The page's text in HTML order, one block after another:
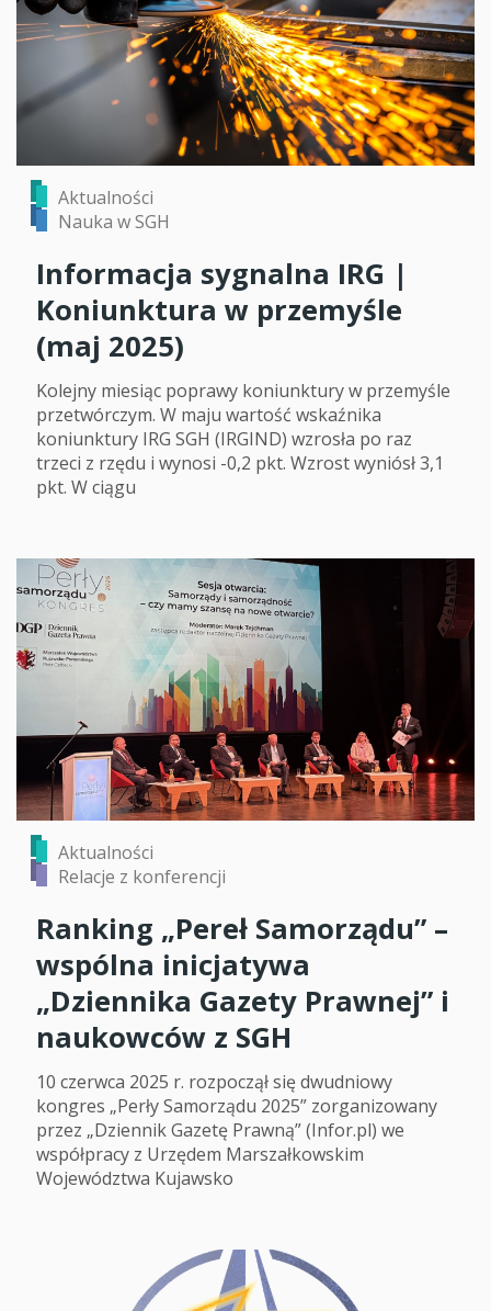
Aktualności
Nauka w SGH
Informacja sygnalna IRG |
Koniunktura w przemyśle
(maj 2025)
Kolejny miesiąc poprawy koniunktury w przemyśle
przetwórczym. W maju wartość wskaźnika
koniunktury IRG SGH (IRGIND) wzrosła po raz
trzeci z rzędu i wynosi -0,2 pkt. Wzrost wyniósł 3,1
pkt. W ciągu
Aktualności
Relacje z konferencji
Ranking „Pereł Samorządu” –
wspólna inicjatywa
„Dziennika Gazety Prawnej” i
naukowców z SGH
10 czerwca 2025 r. rozpoczął się dwudniowy
kongres „Perły Samorządu 2025” zorganizowany
przez „Dziennik Gazetę Prawną” (Infor.pl) we
współpracy z Urzędem Marszałkowskim
Województwa Kujawsko